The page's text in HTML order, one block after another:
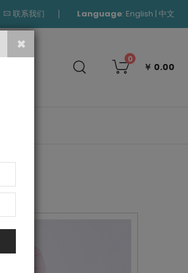
联系我们 Language: English | 中文
索
0
￥ 0.00